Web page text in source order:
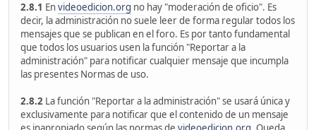
2.8.1 Envideoedicion.org no hay "moderación de oficio". Es
decir, la administración no suele leer de forma regular todos los
mensajes que se publican en el foro. Es por tanto fundamental
que todos los usuarios usen la función "Reportar a la
administración" para notificar cualquier mensaje que incumpla
las presentes Normas de uso.
2.8.2 La función "Reportar a la administración" se usará única y
exclusivamente para notificar que el contenido de un mensaje